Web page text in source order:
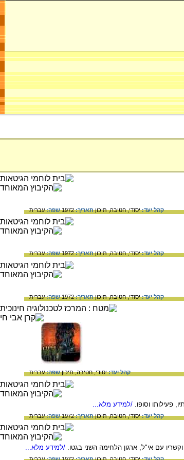
קהל יעד:יסודי,חטיבה,תיכוןתאריך:1972 שפה:עברית
קהל יעד:יסודי,חטיבה,תיכוןתאריך:1972 שפה:עברית
קהל יעד:יסודי,חטיבה,תיכוןתאריך:1972 שפה:עברית
קהל יעד:יסודי,חטיבה,תיכוןשפה:עברית
פעילותו וסופו. /למידע מלא...
קהל יעד:יסודי,חטיבה,תיכוןתאריך:1972 שפה:עברית
עם אי"ל, ארגון הלחימה השני בגטו. /למידע מלא...